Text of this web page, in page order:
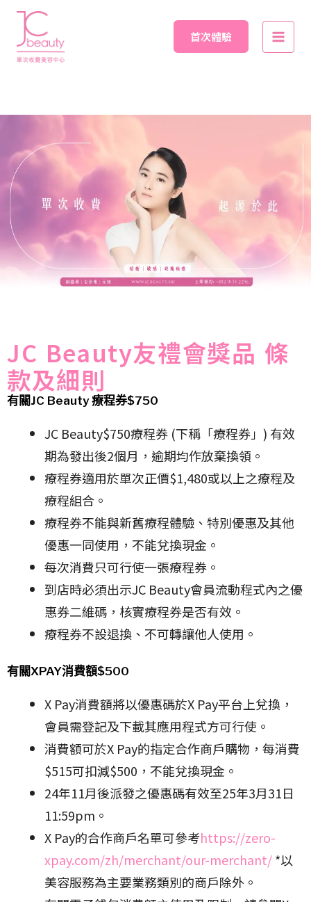
Skip
content
首次體驗
Main
JC Beauty友禮會獎品 條
款及細則
有關JC Beauty 療程券$750
JC Beauty$750療程券 (下稱「療程券」) 有效
期為發出後2個月，逾期均作放棄換領。
療程券適用於單次正價$1,480或以上之療程及
療程組合。
療程券不能與新舊療程體驗、特別優惠及其他
優惠一同使用，不能兌換現金。
每次消費只可行使一張療程券。
到店時必須出示JC Beauty會員流動程式內之優
惠券二維碼，核實療程券是否有效。
療程券不設退換、不可轉讓他人使用。
有關XPAY消費額$500
X Pay消費額將以優惠碼於X Pay平台上兌換，
會員需登記及下載其應用程式方可行使。
消費額可於X Pay的指定合作商戶購物，每消費
$515可扣減$500，不能兌換現金。
24年11月後派發之優惠碼有效至25年3月31日
11:59pm。
X Pay的合作商戶名單可參考https://zero-
xpay.com/zh/merchant/our-merchant/*以
美容服務為主要業務類別的商戶除外。